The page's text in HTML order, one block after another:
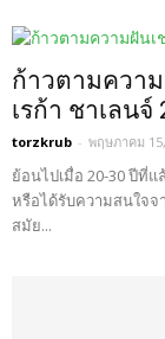
ก้าวตามควา
เรก้า ชาเลนจ์
torzkrub - พฤษภาคม
ย้อนไปเมื่อ 20-30 ปีที่
หรือได้รับความสนใจจ
สมัย...